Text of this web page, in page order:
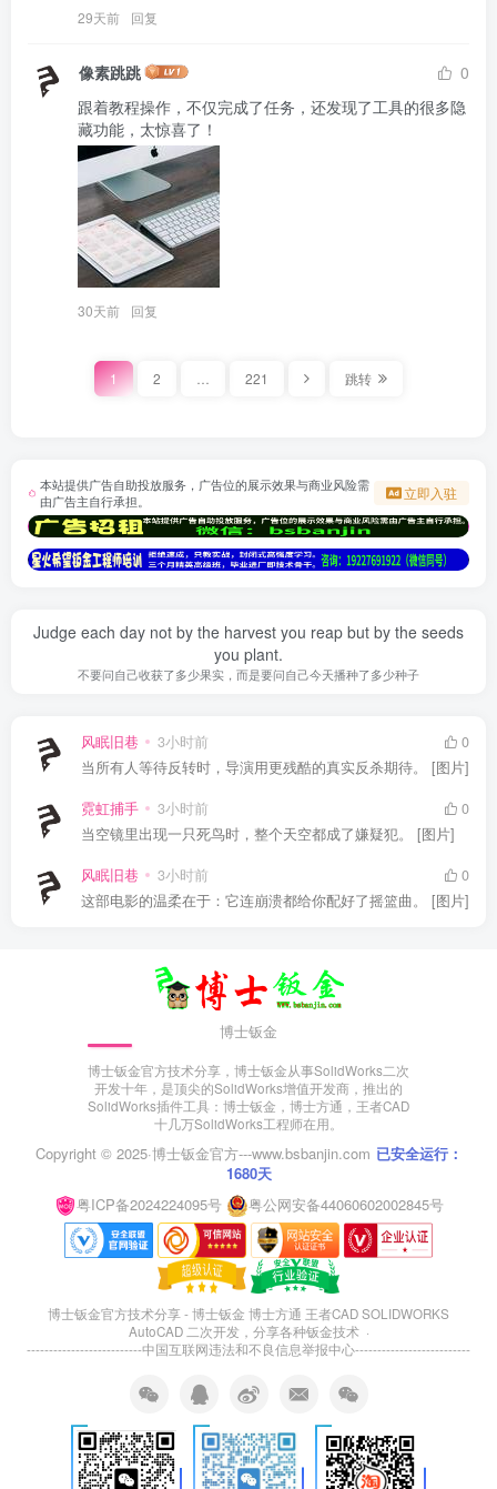
29天前 回复
像素跳跳
0
跟着教程操作，不仅完成了任务，还发现了工具的很多隐
30天前 回复
1 2 221 跳转
本站提供广告自助投放服务，广告位的展示效果与商业风险需
由广告主自行承担。
立即入驻
Judge each day not by the harvest you reap but by the seeds
you plant.
不要问自己收获了多少果实，而是要问自己今天播种了多少种子
风眠旧巷 3小时前
0
当所有人等待反转时，导演用更残酷的真实反杀期待。 [图片]
霓虹捕手 3小时前
0
当空镜里出现一只死鸟时，整个天空都成了嫌疑犯。 [图片]
风眠旧巷 3小时前
0
这部电影的温柔在于：它连崩溃都给你配好了摇篮曲。 [图片]
博士钣金
博士钣金官方技术分享，博士钣金从事SolidWorks二次
开发十年，是顶尖的SolidWorks增值开发商，推出的
SolidWorks插件工具：博士钣金，博士方通，王者CAD
十几万SolidWorks工程师在用。
Copyright © 2025·博士钣金官方---www.bsbanjin.com 已安全运行：
1680天
粤ICP备2024224095号
粤公网安备44060602002845号
博士钣金官方技术分享 - 博士钣金 博士方通 王者CAD SOLIDWORKS
AutoCAD 二次开发，分享各种钣金技术 ·
--------------------------中国互联网违法和不良信息举报中心--------------------------